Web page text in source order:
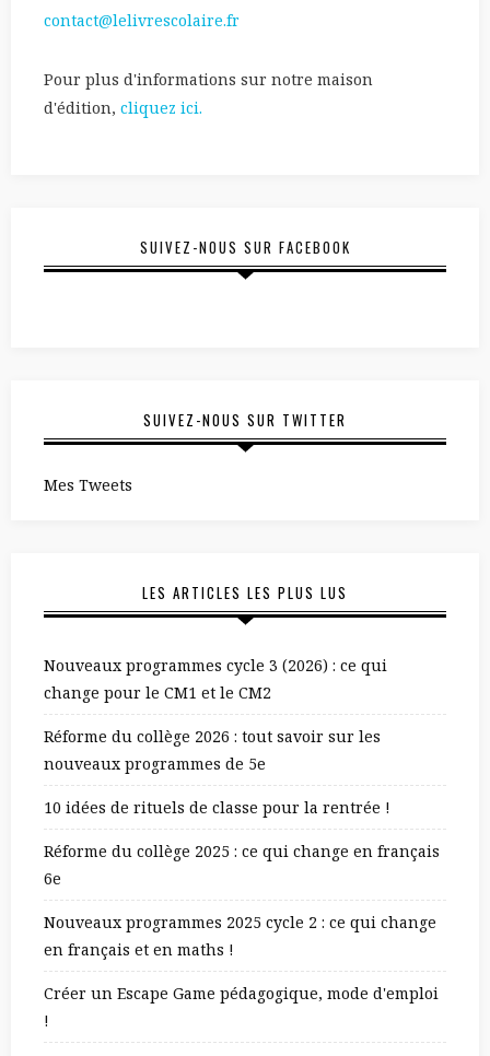
contact@lelivrescolaire.fr
Pour plus d'informations sur notre maison
d'édition, cliquez ici.
SUIVEZ-NOUS SUR FACEBOOK
SUIVEZ-NOUS SUR TWITTER
Mes Tweets
LES ARTICLES LES PLUS LUS
Nouveaux programmes cycle 3 (2026) : ce qui
change pour le CM1 et le CM2
Réforme du collège 2026 : tout savoir sur les
nouveaux programmes de 5e
10 idées de rituels de classe pour la rentrée !
Réforme du collège 2025 : ce qui change en français
6e
Nouveaux programmes 2025 cycle 2 : ce qui change
en français et en maths !
Créer un Escape Game pédagogique, mode d'emploi
!